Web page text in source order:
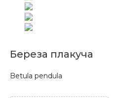
Береза плакуча
Betula pendula